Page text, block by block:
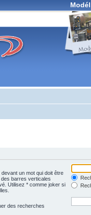
devant un mot qui doit être
barres verticales
Utilisez * comme joker si
des recherches